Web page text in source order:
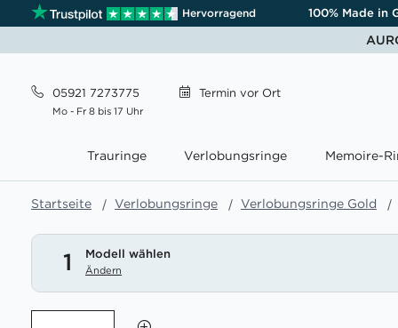
Hervorragend 100% Made in
05921 7273775
Mo - Fr 8 bis 17 Uhr
Termin vor Ort
Trauringe Verlobungsringe Memoire-
Startseite Verlobungsringe Verlobungsringe Gold
1 Modell wählen
Ändern